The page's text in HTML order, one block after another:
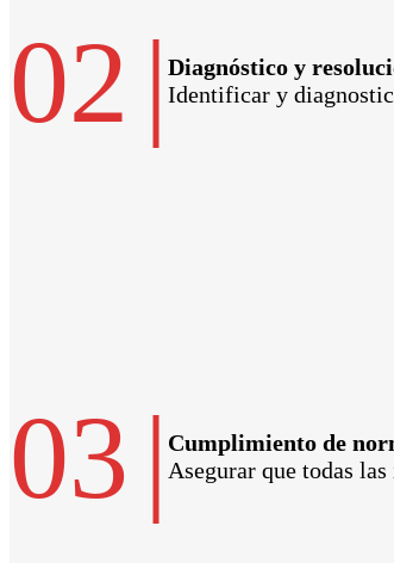
02 | Diagnóstico y
Identificar y
03 | Cumplimiento de
Asegurar que todas